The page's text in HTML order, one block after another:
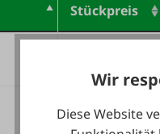
Stückpreis
13,50 €15,00 €
Wir
Diese Website